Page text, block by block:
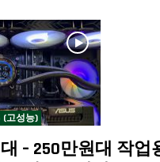
(고성능)
– 250만원대 작업